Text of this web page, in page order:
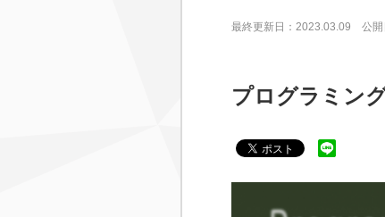
最終更新日：2023.03.09 公
プログラミン